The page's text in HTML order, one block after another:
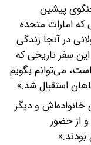
پیشین
امارات متحده
در آنجا زندگی
سفر تاریخی که
می‌توانم بگویم
استقبال شد.»
و دیگر
از حضور